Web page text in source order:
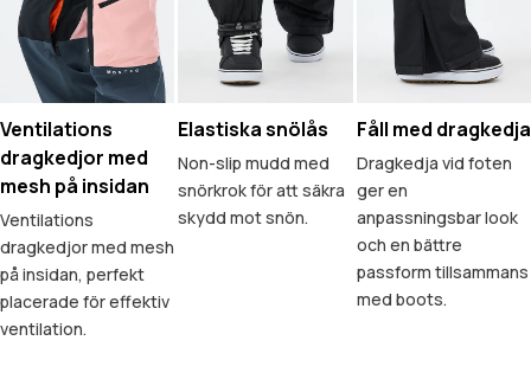
Ventilations
dragkedjor med
mesh på insidan
Ventilations
dragkedjor med mesh
på insidan, perfekt
placerade för effektiv
ventilation.
Elastiska snölås
Non-slip mudd med
snörkrok för att säkra
skydd mot snön.
Fåll med dragkedja
Dragkedja vid foten
ger en
anpassningsbar look
och en bättre
passform tillsammans
med boots.